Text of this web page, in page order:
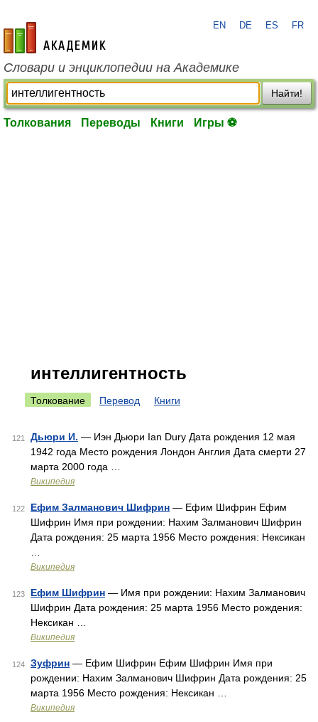
academic.ru
EN DE ES FR
Словари и энциклопедии на Академике
Найти!
Толкования Переводы Книги Игры ⚽
интеллигентность
Толкование Перевод Книги
121 Дьюри И. — Иэн Дьюри Ian Dury Дата рождения 12 мая
1942 года Место рождения Лондон Англия Дата смерти 27
марта 2000 года …
Википедия
122 Ефим Залманович Шифрин — Ефим Шифрин Ефим
Шифрин Имя при рождении: Нахим Залманович Шифрин
Дата рождения: 25 марта 1956 Место рождения: Нексикан
Википедия
123 Ефим Шифрин — Имя при рождении: Нахим Залманович
Шифрин Дата рождения: 25 марта 1956 Место рождения:
Нексикан …
Википедия
124 Зуфрин — Ефим Шифрин Ефим Шифрин Имя при
рождении: Нахим Залманович Шифрин Дата рождения: 25
марта 1956 Место рождения: Нексикан …
Википедия